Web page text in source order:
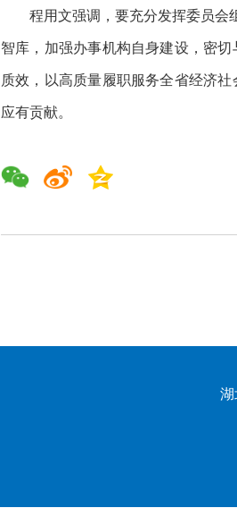
程用文强调，要充分发挥委员会
智库，加强办事机构自身建设，密
质效，以高质量履职服务全省经济
应有贡献。
湖